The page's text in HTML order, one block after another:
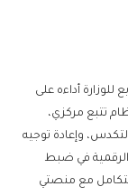
للوزارة أداءه على
تتبع مركزي،
وإعادة توجيه
في ضبط
مع منصتي